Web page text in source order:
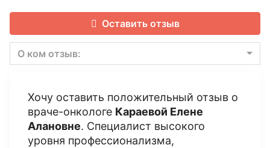
Оставить отзыв
О ком отзыв:
Хочу оставить положительный отзыв о
враче-онкологе Караевой Елене
Алановне. Специалист высокого
уровня профессионализма,